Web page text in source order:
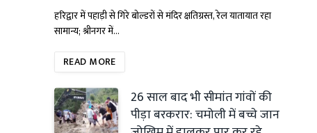
हरिद्वार में पहाड़ी से गिरे बोल्डरों से मंदिर क्षतिग्रस्त, रेल यातायात रहा
सामान्य; श्रीनगर में…
READ MORE
26 साल बाद भी सीमांत गांवों की
पीड़ा बरकरार: चमोली में बच्चे जान